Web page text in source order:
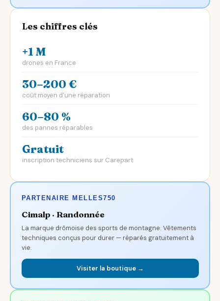
Les chiffres clés
+1 M
drones en France
30–200 €
coût moyen d'une réparation
60–80 %
des pannes réparables
Gratuit
inscription techniciens sur Carepart
PARTENAIRE MELLES750
Cimalp · Randonnée
La marque drômoise des sports de montagne. Vêtements
techniques conçus pour durer — réparés gratuitement à
vie.
Visiter la boutique →